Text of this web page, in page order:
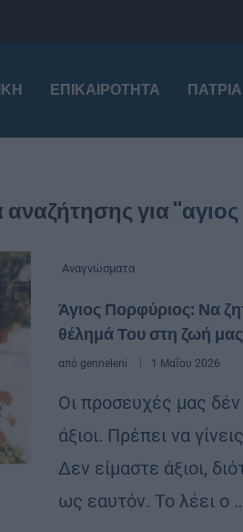
ΕΠΙΚΑΙΡΌΤΗΤΑ
για
Αναγνώσματα
Άγιος Πορφύριος: Να
θέλημά Του στη ζωή μας
από genneleni 1 Μαΐου 2026
Οι προσευχές μας δέν
άξιοι. Πρέπει να
Δεν είμαστε άξιοι,
ως εαυτόν. Το λέει ο